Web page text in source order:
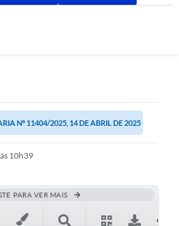
Nº 11404/2025, 14 DE ABRIL DE 2025
10h39
PARA VER MAIS